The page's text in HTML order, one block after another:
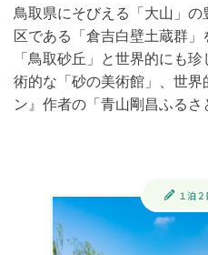
鳥取県にそびえる「大山」
区である「倉吉白壁土蔵群
「鳥取砂丘」と世界的にも
術的な「砂の美術館」、世
ン』作者の「青山剛昌ふる
１泊